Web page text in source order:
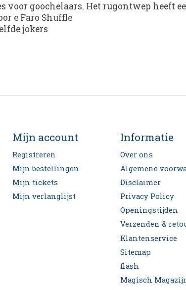
voor goochelaars. Het rugontwep heeft
e Faro Shuffle
jokers
Mijn account
Registreren
Mijn bestellingen
Mijn tickets
Mijn verlanglijst
Informatie
Over ons
Algemene
Disclaimer
Privacy Policy
Openingstijden
Verzenden &
Klantenservice
Sitemap
flash
Magisch